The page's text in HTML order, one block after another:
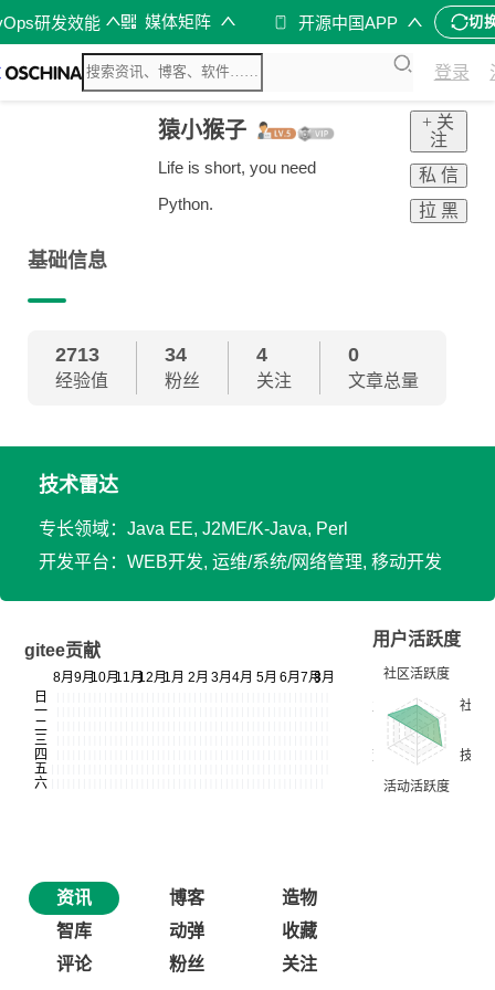
研发效能 媒体矩阵 开源中国APP 切
登录
猿小猴子
Life is short, you need
Python.
+ 关
注
私 信
拉 黑
基础信息
2713
经验值
34
粉丝
4
关注
0
文章总量
技术雷达
专长领域：Java EE, J2ME/K-Java, Perl
开发平台：WEB开发, 运维/系统/网络管理, 移动开发
gitee贡献
用户活跃度
资讯 博客
造物
智库
动弹
收藏
评论
粉丝 关注